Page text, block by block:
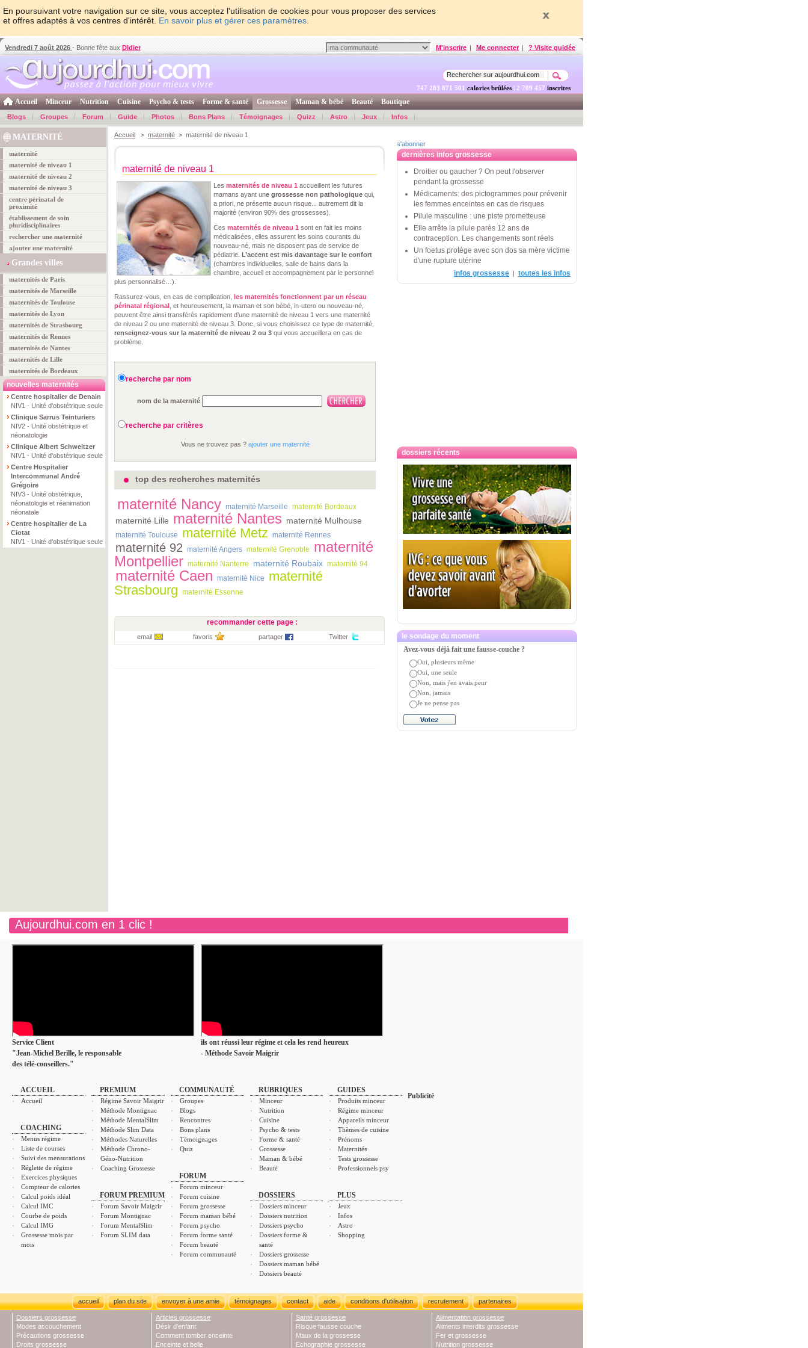
En poursuivant votre navigation sur ce site, vous acceptez l'utilisation de cookies pour vous proposer des services
et offres adaptés à vos centres d'intérêt. En savoir plus et gérer ces paramètres.
Vendredi 7 août 2026 - Bonne fête aux Didier M'inscrire | Me connecter | ? Visite guidée
747 283 872 150 calories brûlées | 2 709 457 inscrites
Accueil Minceur Nutrition Cuisine Psycho & tests Forme & santé Grossesse Maman & bébé Beauté Boutique
Blogs Groupes Forum Guide Photos Bons Plans Témoignages Quizz Astro Jeux Infos
MATERNITÉ
maternité
maternité de niveau 1
maternité de niveau 2
maternité de niveau 3
centre périnatal de
proximité
établissement de soin
pluridisciplinaires
rechercher une maternité
ajouter une maternité
Grandes villes
maternités de Paris
maternités de Marseille
maternités de Toulouse
maternités de Lyon
maternités de Strasbourg
maternités de Rennes
maternités de Nantes
maternités de Lille
maternités de Bordeaux
nouvelles maternités
Centre hospitalier de Denain
NIV1 - Unité d'obstétrique seule
Clinique Sarrus Teinturiers
NIV2 - Unité obstétrique et
néonatologie
Clinique Albert Schweitzer
NIV1 - Unité d'obstétrique seule
Centre Hospitalier
Intercommunal André
Grégoire
NIV3 - Unité obstétrique,
néonatologie et réanimation
néonatale
Centre hospitalier de La
Ciotat
NIV1 - Unité d'obstétrique seule
Accueil > maternité > maternité de niveau 1
maternité de niveau 1
Les maternités de niveau 1 accueillent les futures
mamans ayant une grossesse non pathologique qui,
a priori, ne présente aucun risque... autrement dit la
majorité (environ 90% des grossesses).
Ces maternités de niveau 1 sont en fait les moins
médicalisées, elles assurent les soins courants du
nouveau-né, mais ne disposent pas de service de
pédiatrie. L’accent est mis davantage sur le confort
(chambres individuelles, salle de bains dans la
chambre, accueil et accompagnement par le personnel
plus personnalisé…).
Rassurez-vous, en cas de complication, les maternités fonctionnent par un réseau
périnatal régional , et heureusement, la maman et son bébé, in-utero ou nouveau-né,
peuvent être ainsi transférés rapidement d’une maternité de niveau 1 vers une maternité
de niveau 2 ou une maternité de niveau 3. Donc, si vous choisissez ce type de maternité,
renseignez-vous sur la maternité de niveau 2 ou 3 qui vous accueillera en cas de
problème.
recherche par nom
nom de la maternité
recherche par critères
Vous ne trouvez pas ? ajouter une maternité
top des recherches maternités
maternité Nancy maternité Marseille maternité Bordeaux
maternité Lille maternité Nantes maternité Mulhouse
maternité Toulouse maternité Metz maternité Rennes
maternité 92 maternité Angers maternité Grenoble
maternité
Montpellier maternité Nanterre maternité Roubaix maternité 94
maternité Caen maternité Nice
maternité
Strasbourg maternité Essonne
recommander cette page :
email favoris partager Twitter
s'abonner
dernières infos grossesse
Droitier ou gaucher ? On peut l'observer
pendant la grossesse
Médicaments: des pictogrammes pour prévenir
les femmes enceintes en cas de risques
Pilule masculine : une piste prometteuse
Elle arrête la pilule parès 12 ans de
contraception. Les changements sont réels
Un foetus protège avec son dos sa mère victime
d'une rupture utérine
infos grossesse | toutes les infos
dossiers récents
le sondage du moment
Avez-vous déjà fait une fausse-couche ?
Oui, plusieurs même
Oui, une seule
Non, mais j'en avais peur
Non, jamais
Je ne pense pas
Aujourdhui.com en 1 clic !
Service Client
"Jean-Michel Berille, le responsable
des télé-conseillers."
ils ont réussi leur régime et cela les rend heureux
- Méthode Savoir Maigrir
ACCUEIL
Accueil
COACHING
Menus régime
Liste de courses
Suivi des mensurations
Réglette de régime
Exercices physiques
Compteur de calories
Calcul poids idéal
Calcul IMC
Courbe de poids
Calcul IMG
Grossesse mois par
mois
PREMIUM
Régime Savoir Maigrir
Méthode Montignac
Méthode MentalSlim
Méthode Slim Data
Méthodes Naturelles
Méthode Chrono-
Géno-Nutrition
Coaching Grossesse
FORUM PREMIUM
Forum Savoir Maigrir
Forum Montignac
Forum MentalSlim
Forum SLIM data
COMMUNAUTÉ
Groupes
Blogs
Rencontres
Bons plans
Témoignages
Quiz
FORUM
Forum minceur
Forum cuisine
Forum grossesse
Forum maman bébé
Forum psycho
Forum forme santé
Forum beauté
Forum communauté
RUBRIQUES
Minceur
Nutrition
Cuisine
Psycho & tests
Forme & santé
Grossesse
Maman & bébé
Beauté
DOSSIERS
Dossiers minceur
Dossiers nutrition
Dossiers psycho
Dossiers forme &
santé
Dossiers grossesse
Dossiers maman bébé
Dossiers beauté
GUIDES
Produits minceur
Régime minceur
Appareils minceur
Thèmes de cuisine
Prénoms
Maternités
Tests grossesse
Professionnels psy
PLUS
Jeux
Infos
Astro
Shopping
Publicité
accueil plan du site envoyer à une amie témoignages contact aide conditions d'utilisation recrutement partenaires
Dossiers grossesse
Modes accouchement
Précautions grossesse
Droits grossesse
Articles grossesse
Désir d'enfant
Comment tomber enceinte
Enceinte et belle
Santé grossesse
Risque fausse couche
Maux de la grossesse
Echographie grossesse
Alimentation grossesse
Aliments interdits grossesse
Fer et grossesse
Nutrition grossesse